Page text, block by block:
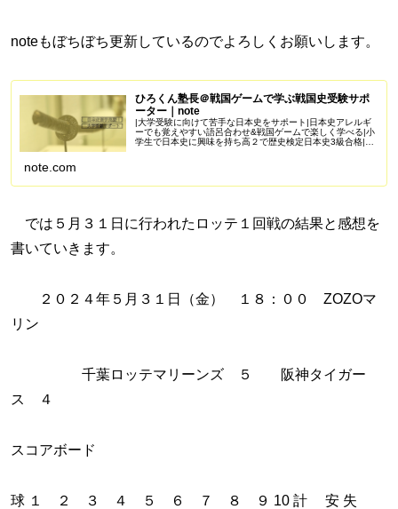
noteもぼちぼち更新しているのでよろしくお願いします。
ひろくん塾長＠戦国ゲームで学ぶ戦国史受験サポ
ーター｜note
|大学受験に向けて苦手な日本史をサポート|日本史アレルギ
ーでも覚えやすい語呂合わせ&戦国ゲームで楽しく学べる|小
学生で日本史に興味を持ち高２で歴史検定日本史3級合格|苦
note.com
では５月３１日に行われたロッテ１回戦の結果と感想を
書いていきます。
２０２４年５月３１日（金） １８：００ ZOZOマ
リン
千葉ロッテマリーンズ ５ 阪神タイガー
ス ４
スコアボード
球 １ ２ ３ ４ ５ ６ ７ ８ ９ 10 計 安 失